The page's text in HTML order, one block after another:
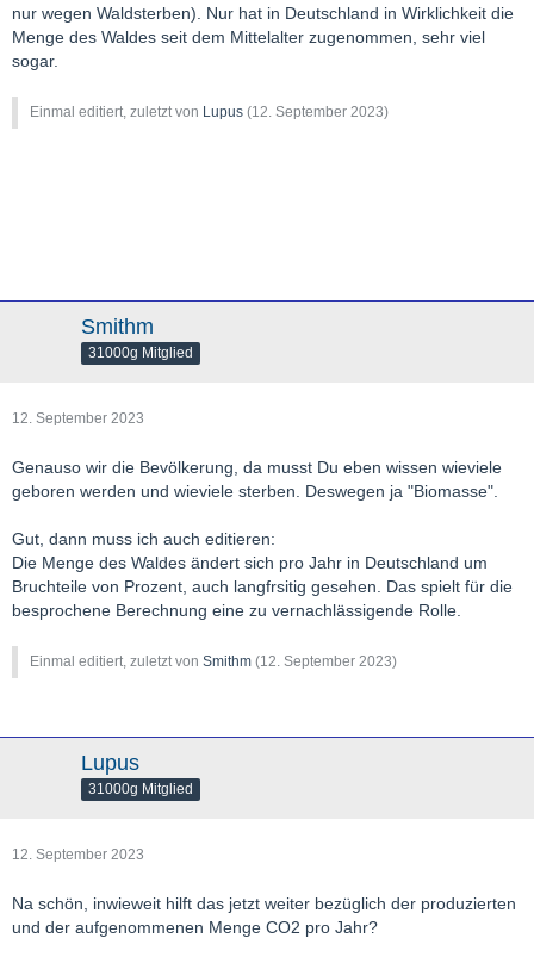
nur wegen Waldsterben). Nur hat in Deutschland in Wirklichkeit die
Menge des Waldes seit dem Mittelalter zugenommen, sehr viel
sogar.
Einmal editiert, zuletzt von Lupus (12. September 2023)
Smithm
31000g Mitglied
12. September 2023
Genauso wir die Bevölkerung, da musst Du eben wissen wieviele
geboren werden und wieviele sterben. Deswegen ja "Biomasse".
Gut, dann muss ich auch editieren:
Die Menge des Waldes ändert sich pro Jahr in Deutschland um
Bruchteile von Prozent, auch langfrsitig gesehen. Das spielt für die
besprochene Berechnung eine zu vernachlässigende Rolle.
Einmal editiert, zuletzt von Smithm (12. September 2023)
Lupus
31000g Mitglied
12. September 2023
Na schön, inwieweit hilft das jetzt weiter bezüglich der produzierten
und der aufgenommenen Menge CO2 pro Jahr?